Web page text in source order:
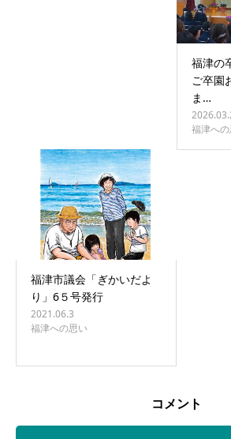
福津の
ご卒園
ま…
福津へ
福津市議会「ぎかいだよ
り」6５号発行
2021.06.3
福津への思い
コメント